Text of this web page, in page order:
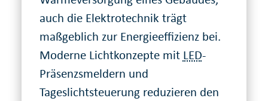
auch die Elektrotechnik trägt
maßgeblich zur Energieeffizienz bei.
Moderne Lichtkonzepte mit LED-
Präsenzsmeldern und
Tageslichtsteuerung reduzieren den